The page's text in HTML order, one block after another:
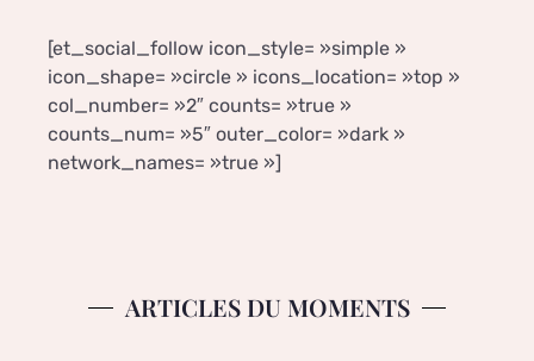
[et_social_follow icon_style= »simple »
icon_shape= »circle » icons_location= »top »
col_number= »2″ counts= »true »
counts_num= »5″ outer_color= »dark »
network_names= »true »]
ARTICLES DU MOMENTS